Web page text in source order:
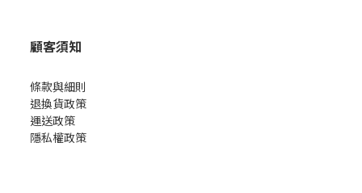
顧客須知
條款與細則
退換貨政策
運送政策
隱私權政策